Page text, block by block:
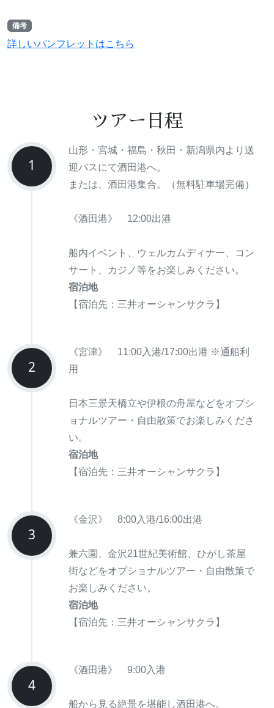
備考
詳しいパンフレットはこちら
ツアー日程
1
山形・宮城・福島・秋田・新潟県内より送
迎バスにて酒田港へ。
または、酒田港集合。（無料駐車場完備）
《酒田港》 12:00出港
船内イベント、ウェルカムディナー、コン
サート、カジノ等をお楽しみください。
宿泊地
【宿泊先：三井オーシャンサクラ】
2
《宮津》 11:00入港/17:00出港 ※通船利
用
日本三景天橋立や伊根の舟屋などをオプシ
ョナルツアー・自由散策でお楽しみくださ
い。
宿泊地
【宿泊先：三井オーシャンサクラ】
3
《金沢》 8:00入港/16:00出港
兼六園、金沢21世紀美術館、ひがし茶屋
街などをオプショナルツアー・自由散策で
お楽しみください。
宿泊地
【宿泊先：三井オーシャンサクラ】
4
《酒田港》 9:00入港
船から見る絶景を堪能し酒田港へ。